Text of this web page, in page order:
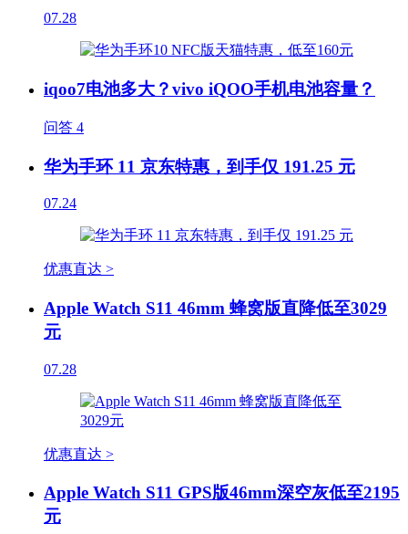
07.28
iqoo7电池多大？vivo iQOO手机电池容量？
问答 4
华为手环 11 京东特惠，到手仅 191.25 元
07.24
优惠直达 >
Apple Watch S11 46mm 蜂窝版直降低至3029
元
07.28
优惠直达 >
Apple Watch S11 GPS版46mm深空灰低至2195
元